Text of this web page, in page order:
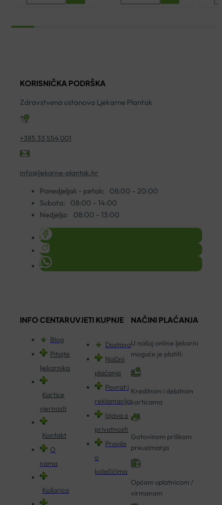
CLEANANCE
200ML
ATOPICONTROL
KORISNIČKA PODRŠKA
Zdravstvena ustanova Ljekarne Plantak
+385 33 554 001
info@ljekarne-plantak.hr
Ponedjeljak - petak:
08:00 – 20:00
Subota:
08:00 – 14:00
Nedjelja:
08:00 – 13:00
INFO CENTAR
Blog
Pitajte
ljekarnika
Kartice
vjernosti
Kontakt
O
nama
Košarica
UVJETI KUPNJE
Dostava
Načini
plaćanja
Povrat i
reklamacija
Izjava o
privatnosti
Pravila
o
kolačićima
NAČINI PLAĆANJA
U našoj online ljekarni
moguće je platiti:
Kreditnim i debitnim
karticama
Gotovinom prilikom
preuzimanja
Općom uplatnicom /
virmanom